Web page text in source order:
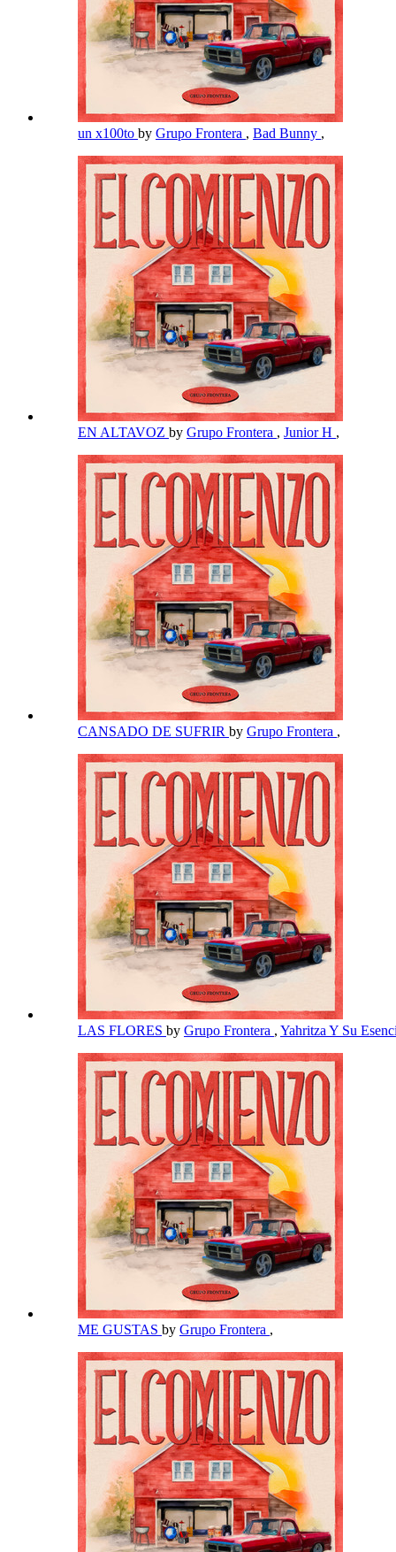
un x100to by Grupo Frontera , Bad Bunny ,
EN ALTAVOZ by Grupo Frontera , Junior H ,
CANSADO DE SUFRIR by Grupo Frontera ,
LAS FLORES by Grupo Frontera , Yahritza Y Su
ME GUSTAS by Grupo Frontera ,